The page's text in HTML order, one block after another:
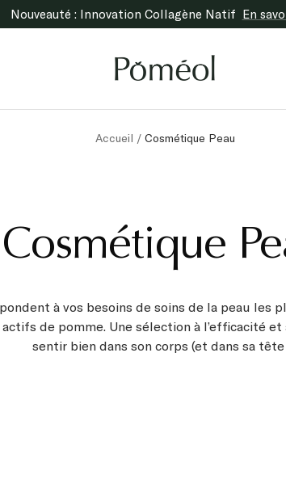
Nouveauté : Innovation Collagène Natif En
Poméol
Accueil Cosmétique Peau
Cosmétique
à vos besoins de soins de la peau les
de pomme. Une sélection à l’efficacité
sentir bien dans son corps (et dans sa tête